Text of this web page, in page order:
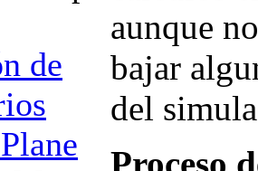
de
aunque
bajar
del